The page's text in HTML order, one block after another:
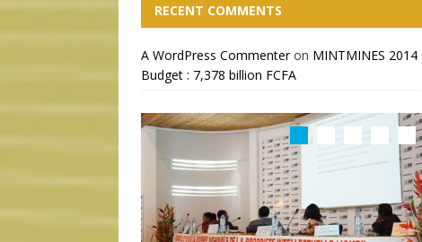
RECENT COMMENTS
A WordPress Commenteron MINTMINES 2014
Budget : 7,378 billion FCFA